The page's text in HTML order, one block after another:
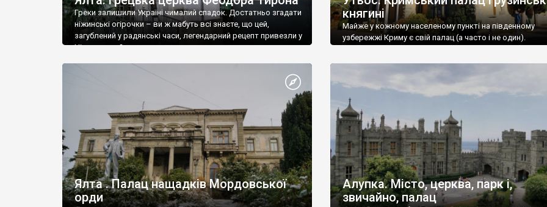
Греки залишили Україні чималий спадок. Достатньо згадати
ніжинські огірочки – ви ж мабуть всі знаєте, що цей,
загублений у радянські часи, легендарний рецепт привезли у
Ніжин греки?
княгині
Майже у кожному населеному пункті на південному
узбережжі Криму є свій палац (а часто і не один).
Ялта . Палац нащадків Мордовської
орди
Алупка. Місто, церква, парк і,
звичайно, палац